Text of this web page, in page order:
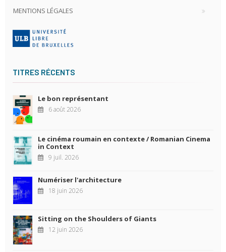
MENTIONS LÉGALES
TITRES RÉCENTS
Le bon représentant
6 août 2026
Le cinéma roumain en contexte / Romanian Cinema
in Context
9 juil. 2026
Numériser l'architecture
18 juin 2026
Sitting on the Shoulders of Giants
12 juin 2026